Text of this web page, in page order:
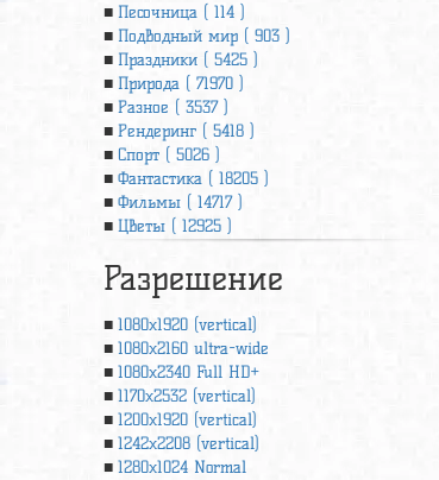
Песочница ( 114 )
Подводный мир ( 903 )
Праздники ( 5425 )
Природа ( 71970 )
Разное ( 3537 )
Рендеринг ( 5418 )
Спорт ( 5026 )
Фантастика ( 18205 )
Фильмы ( 14717 )
Цветы ( 12925 )
Разрешение
1080x1920 (vertical)
1080x2160 ultra-wide
1080x2340 Full HD+
1170x2532 (vertical)
1200x1920 (vertical)
1242x2208 (vertical)
1280x1024 Normal